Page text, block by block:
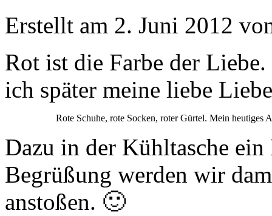
Erstellt am 2. Juni 2012
Rot ist die Farbe der
ich später meine liebe
Rote Schuhe, rote Socken, roter Gürtel. Mein heutiges
Dazu in der Kühltasche
Begrüßung werden wir
anstoßen. 🙂